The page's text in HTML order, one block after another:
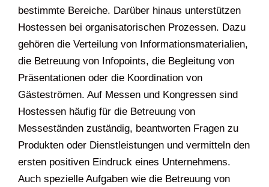
bestimmte Bereiche. Darüber hinaus unterstützen
Hostessen bei organisatorischen Prozessen. Dazu
gehören die Verteilung von Informationsmaterialien,
die Betreuung von Infopoints, die Begleitung von
Präsentationen oder die Koordination von
Gästeströmen. Auf Messen und Kongressen sind
Hostessen häufig für die Betreuung von
Messeständen zuständig, beantworten Fragen zu
Produkten oder Dienstleistungen und vermitteln den
ersten positiven Eindruck eines Unternehmens.
Auch spezielle Aufgaben wie die Betreuung von